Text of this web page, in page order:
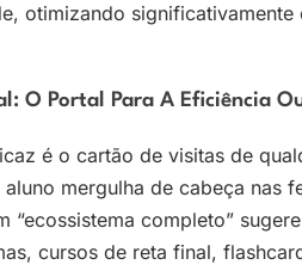
otimizando
O Portal Para A Eficiência
é o cartão de visitas de
mergulha de cabeça nas
“ecossistema completo”
cursos de reta final,